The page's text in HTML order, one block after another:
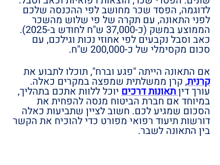
לדוגמה, הפסד שכר מחושב לפי ההכנסה שלכם
לפני התאונה, עם תקרה של פי שלוש מהשכר
הממוצע במשק (כ-37,000 ש"ח לחודש ב-2025).
כאב וסבל נקבעים לפי אחוזי נכות וגילכם, עם
סכום מקסימלי של כ-200,000 ש"ח.
אם התאונה הייתה "פגע וברח", תוכלו לתבוע את
קרנית, קרן ממשלתית שמפצה במקרים כאלה.
עורך דיןתאונות דרכים יוכל ללוות אתכם בתהליך,
במיוחד אם חברת הביטוח מנסה להפחית את
הסכום שמגיע לכם. חשוב לציין שתביעות כאלה
דורשות תיעוד רפואי מפורט כדי להוכיח את הקשר
בין התאונה לשבר.